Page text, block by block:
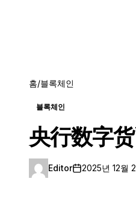
홈/블록체인
블록체인
央行数字
Editor 2025년 12월